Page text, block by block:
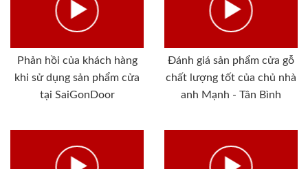
Phản hồi của khách hàng
khi sử dụng sản phẩm cửa
tại SaiGonDoor
Đánh giá sản phẩm cửa gỗ
chất lượng tốt của chủ nhà
anh Mạnh - Tân Bình